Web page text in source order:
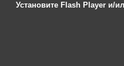
Установите Flash Player и/